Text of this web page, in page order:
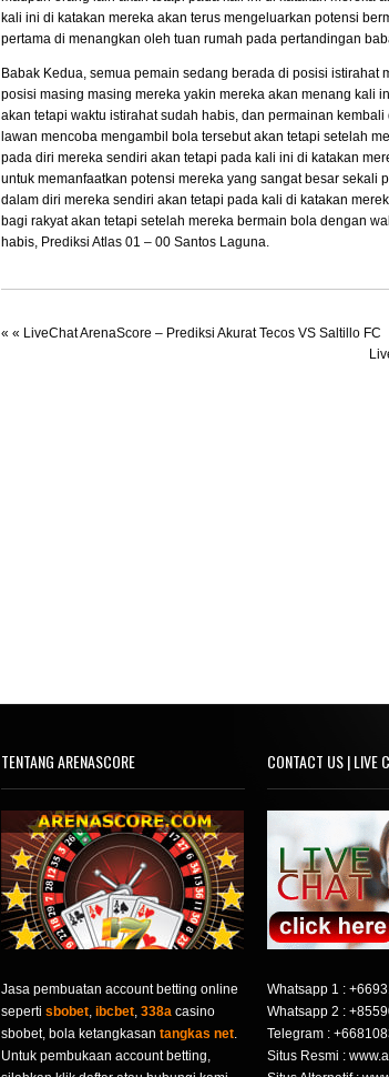
kali ini di katakan mereka akan terus mengeluarkan potensi
pertama di menangkan oleh tuan rumah pada pertandingan
Babak Kedua, semua pemain sedang berada di posisi
posisi masing masing mereka yakin mereka akan menang kali
akan tetapi waktu istirahat sudah habis, dan permainan
lawan mencoba mengambil bola tersebut akan tetapi setelah
pada diri mereka sendiri akan tetapi pada kali ini di katakan
untuk memanfaatkan potensi mereka yang sangat besar
dalam diri mereka sendiri akan tetapi pada kali di katakan
bagi rakyat akan tetapi setelah mereka bermain bola dengan
habis, Prediksi Atlas 01 – 00 Santos Laguna.
« « LiveChat ArenaScore – Prediksi Akurat Tecos VS Saltillo FC
TENTANG ARENASCORE
Jasa pembuatan account betting online
seperti sbobet, ibcbet, 338a casino
sbobet, bola ketangkasan tangkas net.
Untuk pembukaan account betting,
CONTACT US | LIVE
Whatsapp 1 :
Whatsapp 2 :
Telegram :
Situs Resmi :